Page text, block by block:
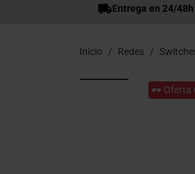
Entrega en 24/48h
Inicio Redes
🕶️